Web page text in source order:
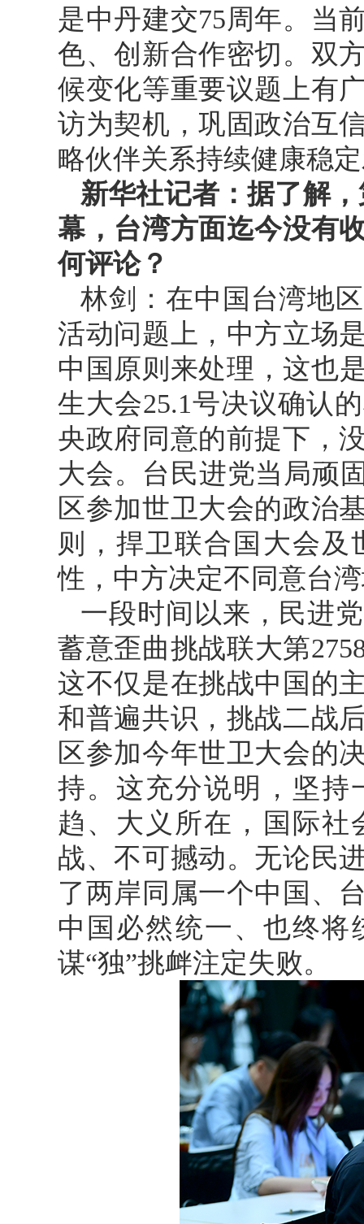
是中丹建交75周年。当
色、创新合作密切。双
候变化等重要议题上有
访为契机，巩固政治互
略伙伴关系持续健康稳
新华社记者：据了解
幕，台湾方面迄今没有
何评论？
林剑：在中国台湾地
活动问题上，中方立场
中国原则来处理，这也
生大会25.1号决议确认
央政府同意的前提下，
大会。台民进党当局顽
区参加世卫大会的政治
则，捍卫联合国大会
性，中方决定不同意台
一段时间以来，民进
蓄意歪曲挑战联大第
这不仅是在挑战中国的
和普遍共识，挑战二战
区参加今年世卫大会的
持。这充分说明，坚持
趋、大义所在，国际社
战、不可撼动。无论民
了两岸同属一个中国、
中国必然统一、也终将
谋“独”挑衅注定失败。